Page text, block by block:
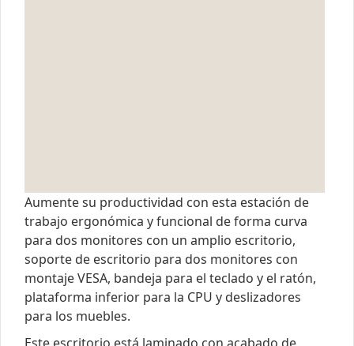
Aumente su productividad con esta estación de
trabajo ergonómica y funcional de forma curva
para dos monitores con un amplio escritorio,
soporte de escritorio para dos monitores con
montaje VESA, bandeja para el teclado y el ratón,
plataforma inferior para la CPU y deslizadores
para los muebles.